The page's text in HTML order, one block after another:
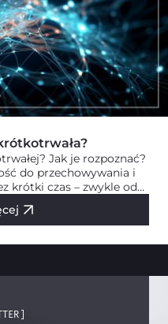
Jak je rozpoznać?
do przechowywania i
krótki czas – zwykle od